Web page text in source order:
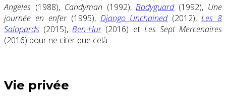
Angeles (1988), Candyman (1992),Bodyguard(1992), Une
journée en enfer(1995), Django Unchained(2012),Les 8
Salopards (2015),Ben-Hur(2016) et Les Sept Mercenaires
(2016) pour ne citer que celà.
Vie privée